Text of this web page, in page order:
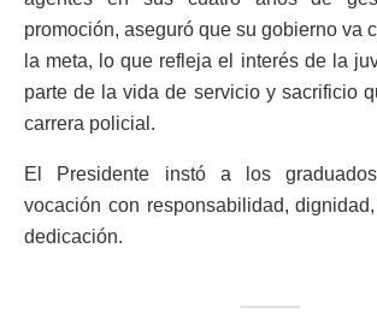
promoción, aseguró que su gobierno va
la meta, lo que refleja el interés de la
parte de la vida de servicio y sacrificio
carrera policial.
El Presidente instó a los
vocación con responsabilidad,
dedicación.